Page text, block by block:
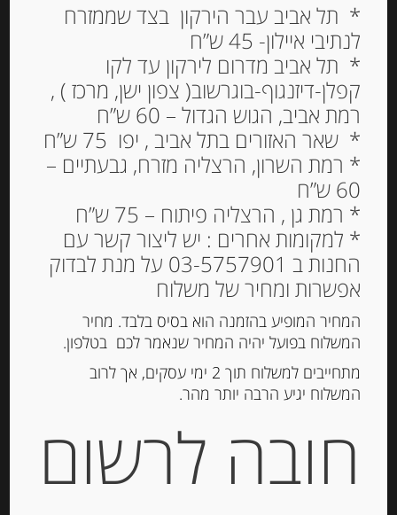
דבש טבעי איטלקי פרחי בר
500 גרם ZIPOLI
₪ 88.00
מחיר ל 100 גרם: 17.66 ש"ח
הוספה לסל
מק"ט:
8044994
ריבות, דבש וממרחים
מתוקים
* תל אביב עבר הירקון בצד שממזרח
לנתיבי איילון- 45 ש”ח
* תל אביב מדרום לירקון עד לקו
קפלן-דיזנגוף-בוגרשוב( צפון ישן, מרכז ) ,
רמת אביב, הגוש הגדול – 60 ש”ח
* שאר האזורים בתל אביב , יפו 75 ש”ח
* רמת השרון, הרצליה מזרח, גבעתיים –
60 ש”ח
* רמת גן , הרצליה פיתוח – 75 ש”ח
* למקומות אחרים : יש ליצור קשר עם
החנות ב 03-5757901 על מנת לבדוק
אפשרות ומחיר של משלוח
המחיר המופיע בהזמנה הוא בסיס בלבד. מחיר
המשלוח בפועל יהיה המחיר שנאמר לכם בטלפון.
מתחייבים למשלוח תוך 2 ימי עסקים, אך לרוב
המשלוח יגיע הרבה יותר מהר.
חובה לרשום